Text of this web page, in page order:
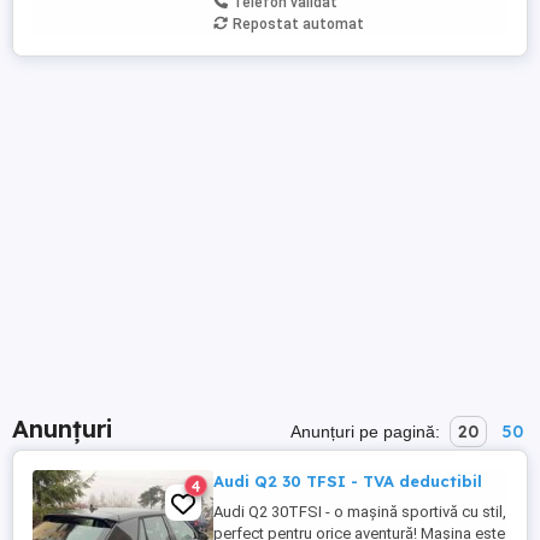
Repostat automat
Anunțuri Anunțuri pe pagină: 20 50
4 Audi Q2 30 TFSI - TVA deductibil
Audi Q2 30TFSI - o mașină sportivă cu stil,
perfect pentru orice aventură! Mașina este